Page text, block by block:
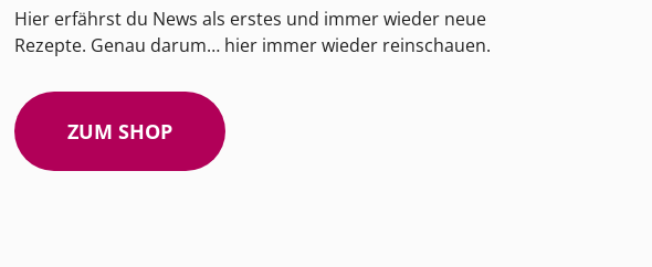
Hier erfährst du News als erstes und immer wieder neue
Rezepte. Genau darum… hier immer wieder reinschauen.
ZUM SHOP